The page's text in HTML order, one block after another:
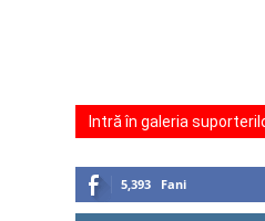
Intră în galeria
5,393 Fani